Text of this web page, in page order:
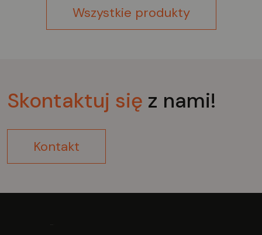
Wszystkie produkty
Skontaktuj się z nami!
Kontakt